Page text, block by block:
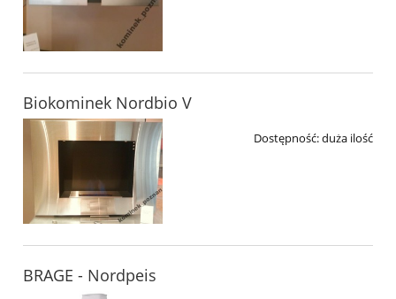
Biokominek Nordbio V
Dostępność:duża ilość
BRAGE - Nordpeis